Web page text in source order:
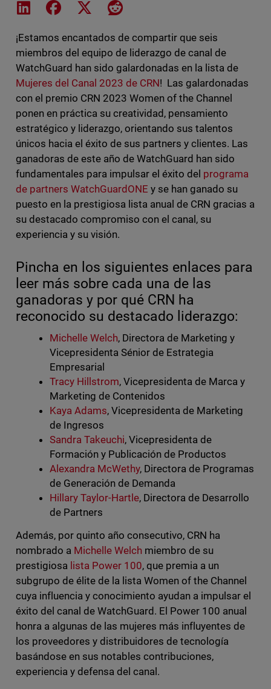
Share on LinkedIn
Share on Facebook
Share on XShare on Reddit
¡Estamos encantados de compartir que seis
miembros del equipo de liderazgo de canal de
WatchGuard han sido galardonadas en la lista de
Mujeres del Canal 2023 de CRN! Las galardonadas
con el premio CRN 2023 Women of the Channel
ponen en práctica su creatividad, pensamiento
estratégico y liderazgo, orientando sus talentos
únicos hacia el éxito de sus partners y clientes. Las
ganadoras de este año de WatchGuard han sido
fundamentales para impulsar el éxito del programa
de partners WatchGuardONE y se han ganado su
puesto en la prestigiosa lista anual de CRN gracias a
su destacado compromiso con el canal, su
experiencia y su visión.
Pincha en los siguientes enlaces para
leer más sobre cada una de las
ganadoras y por qué CRN ha
reconocido su destacado liderazgo:
Michelle Welch, Directora de Marketing y
Vicepresidenta Sénior de Estrategia
Empresarial
Tracy Hillstrom, Vicepresidenta de Marca y
Marketing de Contenidos
Kaya Adams, Vicepresidenta de Marketing
de Ingresos
Sandra Takeuchi, Vicepresidenta de
Formación y Publicación de Productos
Alexandra McWethy, Directora de Programas
de Generación de Demanda
Hillary Taylor-Hartle, Directora de Desarrollo
de Partners
Además, por quinto año consecutivo, CRN ha
nombrado a Michelle Welchmiembro de su
prestigiosa lista Power 100, que premia a un
subgrupo de élite de la lista Women of the Channel
cuya influencia y conocimiento ayudan a impulsar el
éxito del canal de WatchGuard. El Power 100 anual
honra a algunas de las mujeres más influyentes de
los proveedores y distribuidores de tecnología
basándose en sus notables contribuciones,
experiencia y defensa del canal.